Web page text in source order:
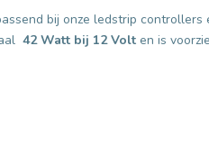
bij onze ledstrip controllers
42 Watt bij 12 Volt en is